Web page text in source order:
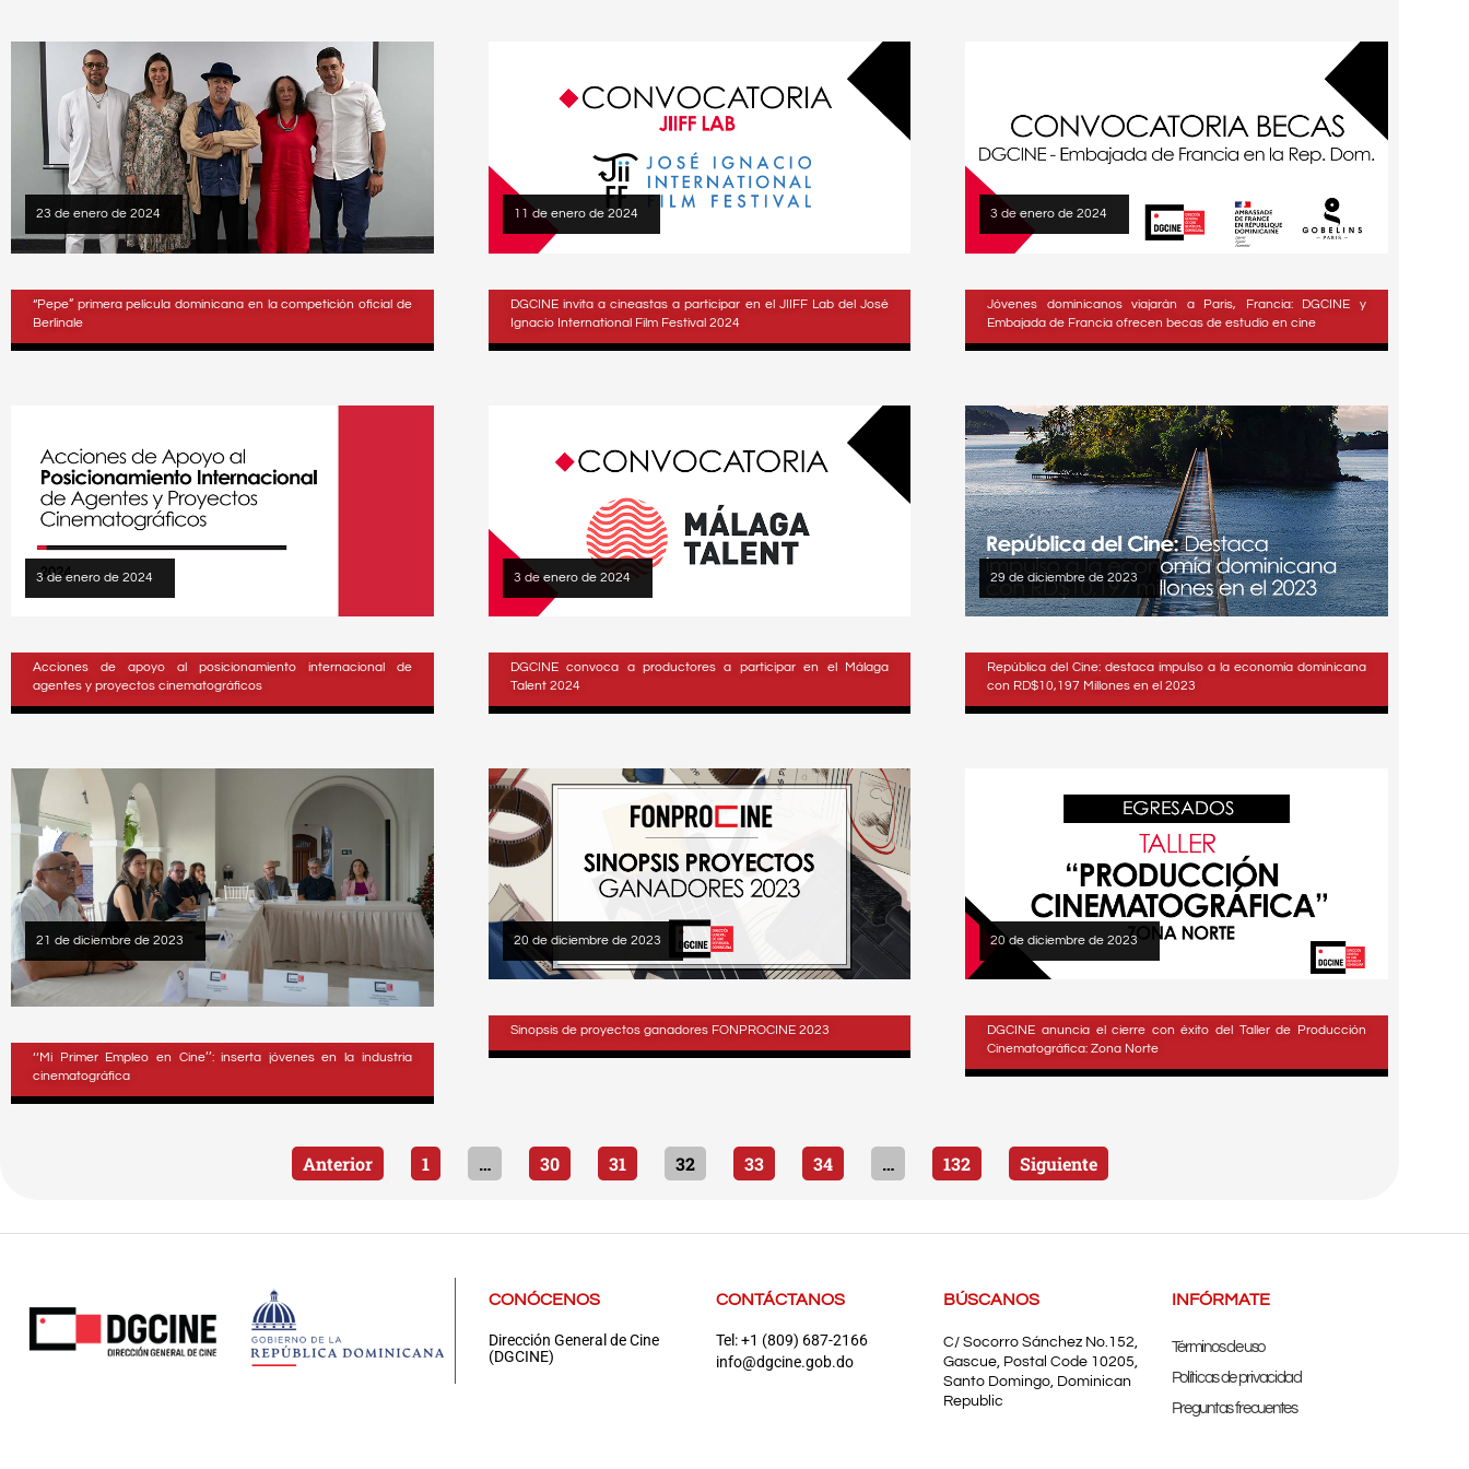
23 de enero de 2024
“Pepe” primera película dominicana en la competición oficial de
Berlinale
11 de enero de 2024
DGCINE invita a cineastas a participar en el JIIFF Lab del José
Ignacio International Film Festival 2024
3 de enero de 2024
Jóvenes dominicanos viajarán a Paris, Francia: DGCINE y
Embajada de Francia ofrecen becas de estudio en cine
3 de enero de 2024
Acciones de apoyo al posicionamiento internacional de
agentes y proyectos cinematográficos
3 de enero de 2024
DGCINE convoca a productores a participar en el Málaga
Talent 2024
29 de diciembre de 2023
República del Cine: destaca impulso a la economía dominicana
con RD$10,197 Millones en el 2023
21 de diciembre de 2023
‘‘Mi Primer Empleo en Cine’’: inserta jóvenes en la industria
cinematográfica
20 de diciembre de 2023
Sinopsis de proyectos ganadores FONPROCINE 2023
20 de diciembre de 2023
DGCINE anuncia el cierre con éxito del Taller de Producción
Cinematográfica: Zona Norte
Anterior 1 … 30 31 32 33 34 … 132 Siguiente
CONÓCENOS
Dirección General de Cine
(DGCINE)
CONTÁCTANOS
Tel: +1 (809) 687-2166
info@dgcine.gob.do
BÚSCANOS
C/ Socorro Sánchez No.152,
Gascue, Postal Code 10205,
Santo Domingo, Dominican
Republic
INFÓRMATE
Términos de uso
Políticas de privacidad
Preguntas frecuentes